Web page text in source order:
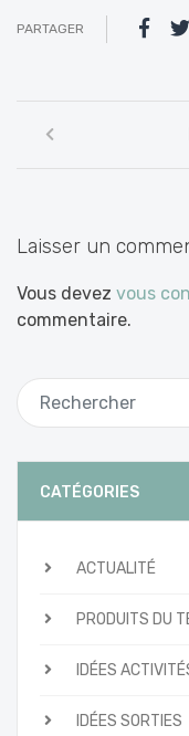
PARTAGER
entre
Laisser un
Vous devez vous
commentaire.
CATÉGORIES
ACTUALITÉ
PRODUITS DU
IDÉES
IDÉES SORTIES